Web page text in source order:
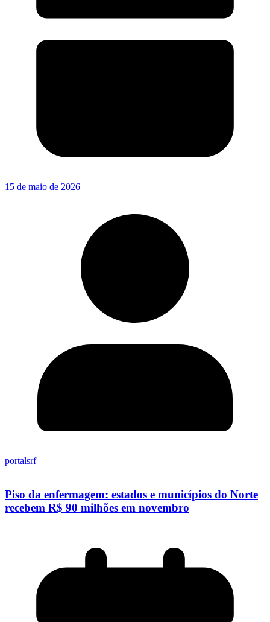
15 de maio de 2026
portalsrf
Piso da enfermagem: estados e municípios do Norte
recebem R$ 90 milhões em novembro